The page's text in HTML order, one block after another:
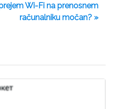
Wi-Fi na prenosnem
računalniku močan? »